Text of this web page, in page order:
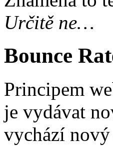
Určitě ne…
Bounce
Principem
je vydávat
vychází nový